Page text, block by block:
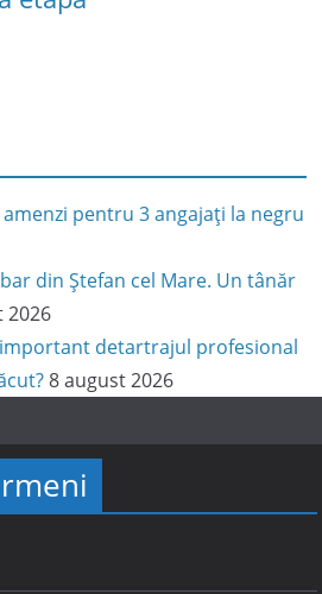
amenzi pentru 3 angajați la negru
din Ștefan cel Mare. Un tânăr
2026
important detartrajul profesional
8 august 2026